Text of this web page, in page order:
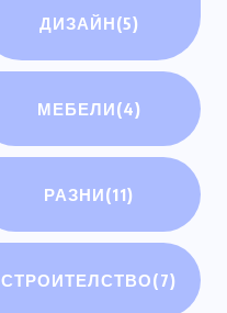
ДИЗАЙН(5)
МЕБЕЛИ(4)
РАЗНИ(11)
СТРОИТЕЛСТВО(7)